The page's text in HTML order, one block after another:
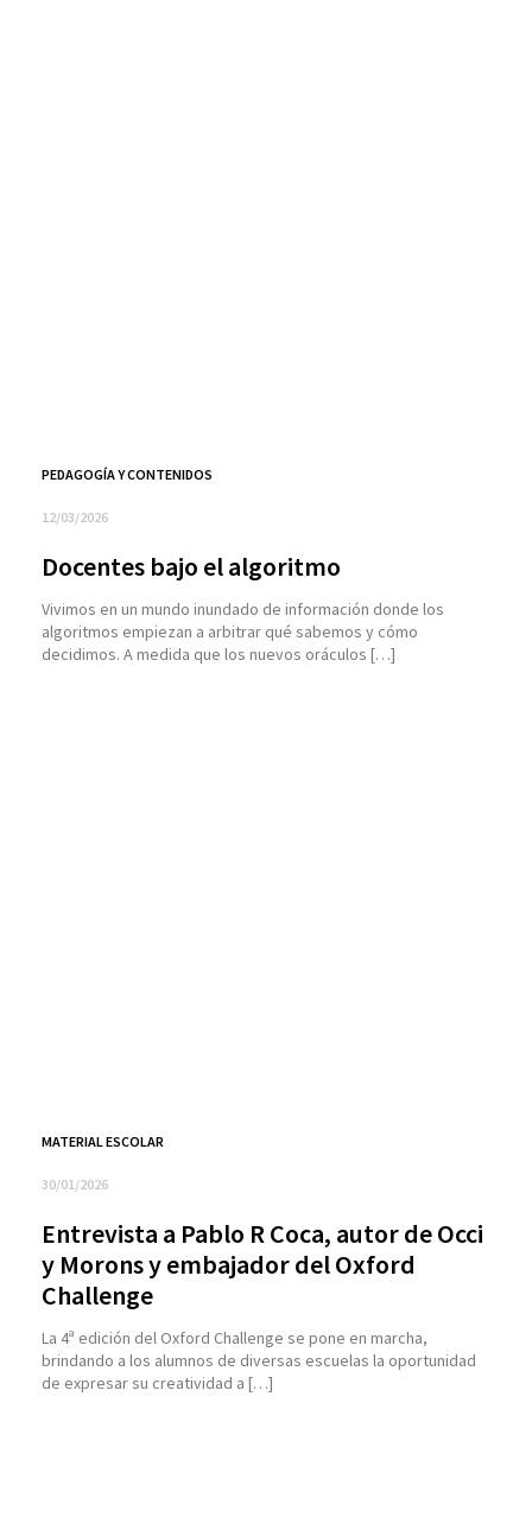
PEDAGOGÍA Y CONTENIDOS
12/03/2026
Docentes bajo el algoritmo
Vivimos en un mundo inundado de información donde los
algoritmos empiezan a arbitrar qué sabemos y cómo
decidimos. A medida que los nuevos oráculos […]
MATERIAL ESCOLAR
30/01/2026
Entrevista a Pablo R Coca, autor de Occi
y Morons y embajador del Oxford
Challenge
La 4ª edición del Oxford Challenge se pone en marcha,
brindando a los alumnos de diversas escuelas la oportunidad
de expresar su creatividad a […]